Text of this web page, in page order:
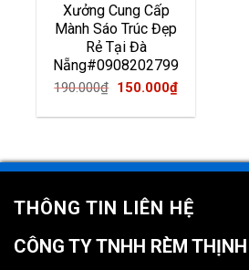
Xưởng Cung Cấp
Mành Sáo Trúc Đẹp
Rẻ Tại Đà
Nẵng#0908202799
190.000₫ Original
150.000₫Current
THÔNG TIN LIÊN HỆ
CÔNG TY TNHH RÈM